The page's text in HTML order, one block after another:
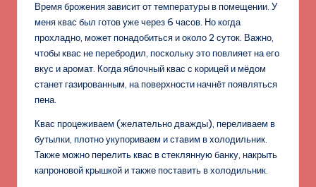
Время брожения зависит от температуры в помещении. У
меня квас был готов уже через 6 часов. Но когда
прохладно, может понадобиться и около 2 суток. Важно,
чтобы квас не перебродил, поскольку это повлияет на его
вкус и аромат. Когда яблочный квас с корицей и мёдом
станет газированным, на поверхности начнёт появляться
пена.
Квас процеживаем (желательно дважды), переливаем в
бутылки, плотно укупориваем и ставим в холодильник.
Также можно перелить квас в стеклянную банку, накрыть
капроновой крышкой и также поставить в холодильник.